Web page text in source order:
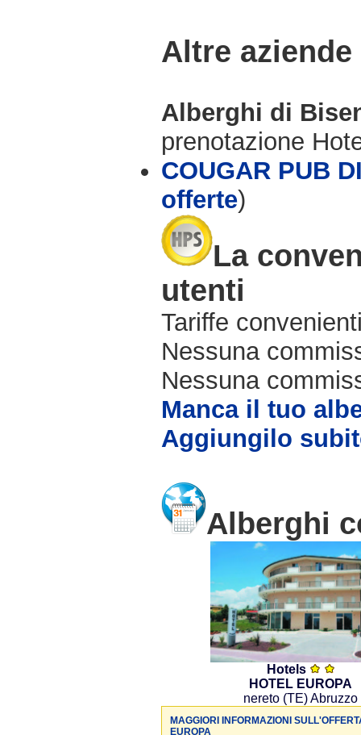
Altre
Alberghi di
prenotazione
COUGAR PUB
offerte)
La
utenti
Tariffe
Nessuna
Nessuna
Manca il tuo
Aggiungilo
Alberghi
Hotels
HOTEL EUROPA
nereto (TE) Abruzzo
MAGGIORI INFORMAZIONI
EUROPA